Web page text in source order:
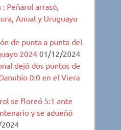
Peñarol arrasó,
Anual y Uruguayo
de punta a punta del
2024 01/12/2024
dejó dos puntos de
0:0 en el Viera
se floreó 5:1 ante
y se adueñó